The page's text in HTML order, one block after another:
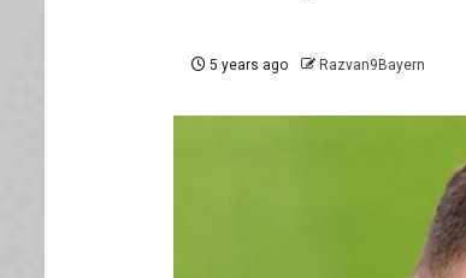
5 years ago Razvan9Bayern